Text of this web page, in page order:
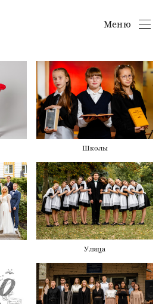
Меню
Школы
Улица